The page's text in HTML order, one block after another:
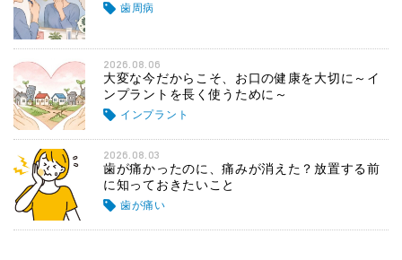
歯周病
2026.08.06
大変な今だからこそ、お口の健康を大切に～イ
ンプラントを長く使うために～
インプラント
2026.08.03
歯が痛かったのに、痛みが消えた？放置する前
に知っておきたいこと
歯が痛い